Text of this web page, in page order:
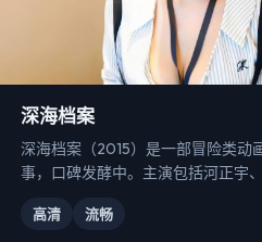
深海档案
深海档案（2015）是一部冒险类动
事，口碑发酵中。主演包括河正宇、
高清 流畅